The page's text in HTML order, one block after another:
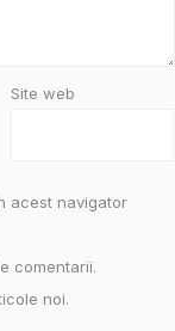
Site web
acest navigator
comentarii.
noi.